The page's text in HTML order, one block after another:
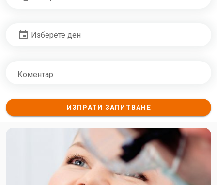
event Изберете ден
Коментар
ИЗПРАТИ ЗАПИТВАНЕ